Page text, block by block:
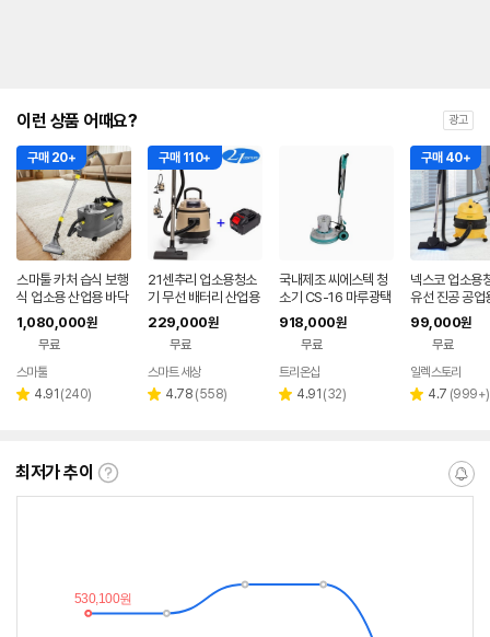
이런 상품 어때요? 광고
구매 20+
스마툴 카처 습식 보행
식 업소용 산업용 바닥
카페트 청소기 퍼지 P
UZZI 10/1
1,080,000원
무료
페이
스마툴
별 4.91 리
(240)
구매 110+
21센추리 업소용청소
기 무선 배터리 산업용
공업용 사무실 20리터
건식 습식 청소기
229,000원
무료
스마트 세상
별 4.78 리
(558)
국내제조 씨에스텍 청
소기 CS-16 마루광택
기 돌돌이 바닥청소기
계
918,000원
무료
페이
트리온샵
별 4.91 리
(32)
구매 40+
넥스코 업소용
유선 진공 공업
용 영업용 사무
미용실 15L
99,000원
무료
일렉스토리
별 4.7 리
(999+)
최저가 추이
최
알